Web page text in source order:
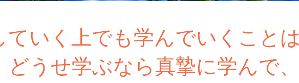
ていく上でも学んでいくことは
どうせ学ぶなら真摯に学んで、